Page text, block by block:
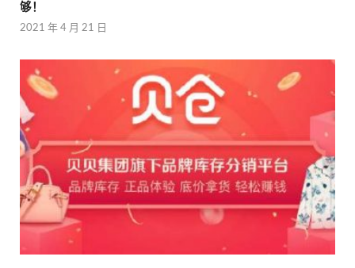
够！
2021 年 4 月 21 日